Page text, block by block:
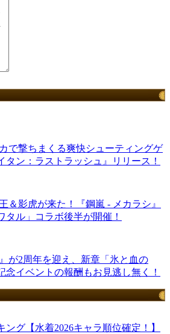
で撃ちまくる爽快シューティングゲ
タン：ラストラッシュ』リリース！
＆影虎が来た！『鋼嵐 - メカラシ』
タル」コラボ後半が開催！
が2周年を迎え、新章「氷と血の
念イベントの報酬もお見逃し無く！
ング【水着2026キャラ順位確定！】